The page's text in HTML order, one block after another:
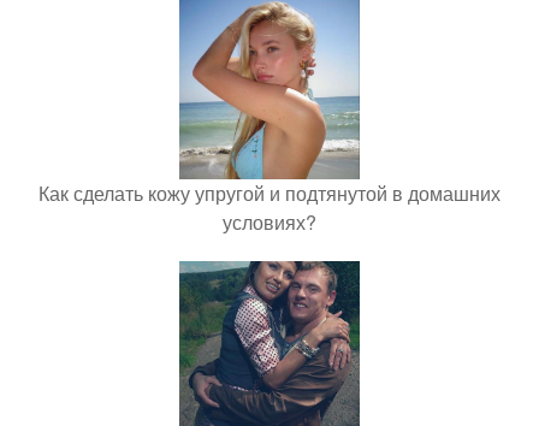
Как сделать кожу упругой и подтянутой в домашних
условиях?